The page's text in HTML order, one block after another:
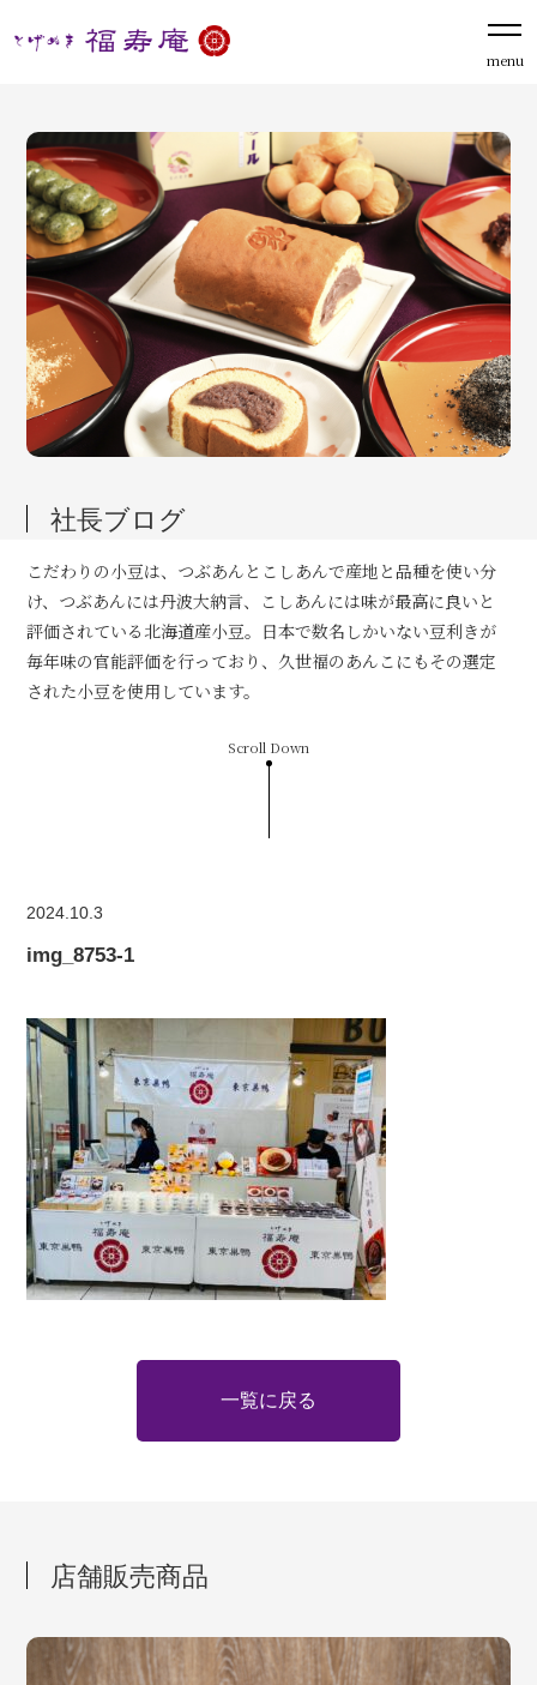
menu
社長ブログ
こだわりの小豆は、つぶあんとこしあんで産地と品種を使い分
け、つぶあんには丹波大納言、こしあんには味が最高に良いと
評価されている北海道産小豆。日本で数名しかいない豆利きが
毎年味の官能評価を行っており、久世福のあんこにもその選定
された小豆を使用しています。
Scroll Down
2024.10.3
img_8753-1
一覧に戻る
店舗販売商品